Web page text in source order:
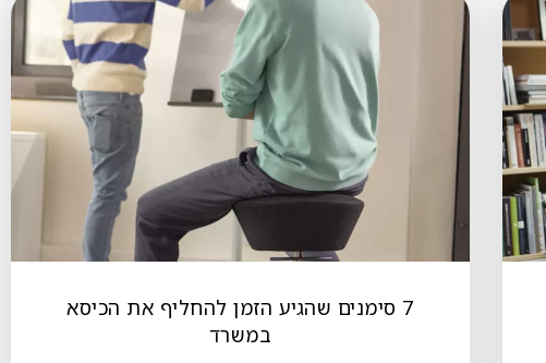
7 סימנים שהגיע הזמן להחליף את הכיסא
במשרד